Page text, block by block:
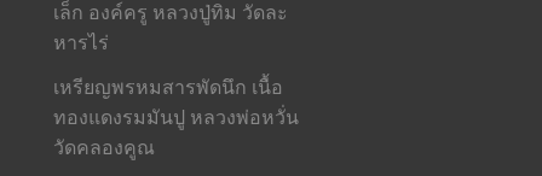
เล็ก องค์ครู หลวงปู่ทิม วัดละ
หารไร่
เหรียญพรหมสารพัดนึก เนื้อ
ทองแดงรมมันปู หลวงพ่อหวั่น
วัดคลองคูณ